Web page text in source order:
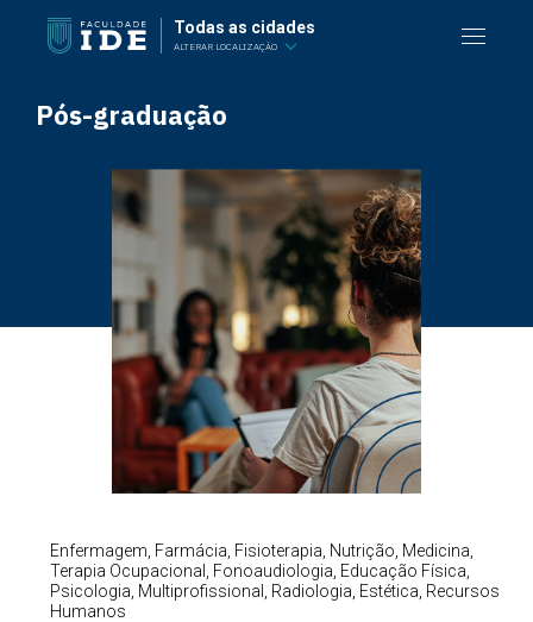
Todas as cidades
ALTERAR LOCALIZAÇÃO
Pós-graduação
Enfermagem, Farmácia, Fisioterapia, Nutrição, Medicina,
Terapia Ocupacional, Fonoaudiologia, Educação Física,
Psicologia, Multiprofissional, Radiologia, Estética, Recursos
Humanos